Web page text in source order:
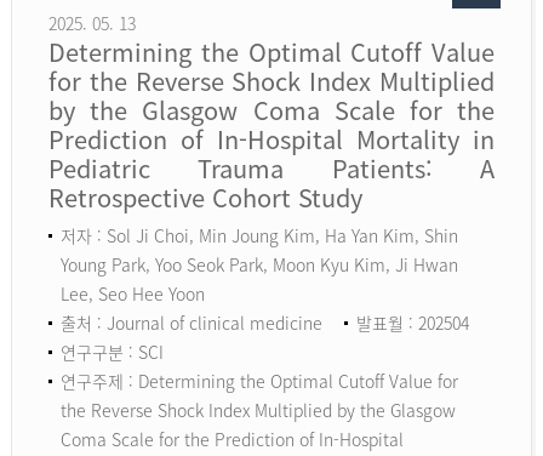
2025. 05. 13
Determining the Optimal Cutoff Value
for the Reverse Shock Index Multiplied
by the Glasgow Coma Scale for the
Prediction of In-Hospital Mortality in
Pediatric Trauma Patients: A
Retrospective Cohort Study
저자 : Sol Ji Choi, Min Joung Kim, Ha Yan Kim, Shin
Young Park, Yoo Seok Park, Moon Kyu Kim, Ji Hwan
Lee, Seo Hee Yoon
출처 : Journal of clinical medicine
발표월 : 202504
연구구분 : SCI
연구주제 : Determining the Optimal Cutoff Value for
the Reverse Shock Index Multiplied by the Glasgow
Coma Scale for the Prediction of In-Hospital